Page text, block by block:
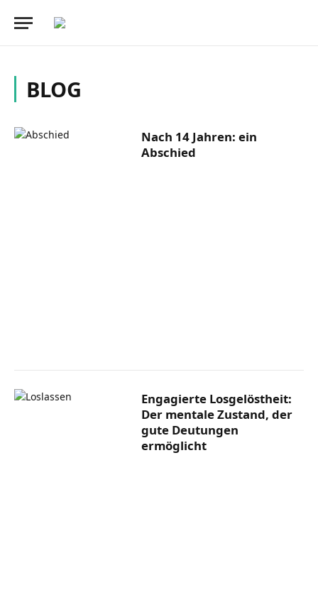
BLOG
Nach 14 Jahren: ein
Abschied
Engagierte Losgelöstheit:
Der mentale Zustand, der
gute Deutungen
ermöglicht